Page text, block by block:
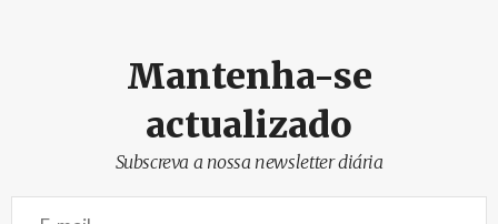
Mantenha-se
actualizado
Subscreva a nossa newsletter diária